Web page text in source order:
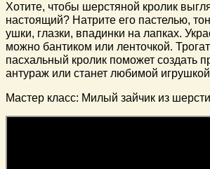
Хотите, чтобы шерстяной кролик
настоящий? Натрите его пастелью,
ушки, глазки, впадинки на лапках.
можно бантиком или ленточкой.
пасхальный кролик поможет создать
антураж или станет любимой
Мастер класс: Милый зайчик из шерсти